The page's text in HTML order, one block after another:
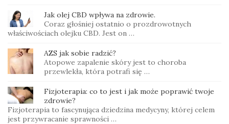
Jak olej CBD wpływa na zdrowie.
Coraz głośniej ostatnio o prozdrowotnych
właściwościach olejku CBD. Jest on …
AZS jak sobie radzić?
Atopowe zapalenie skóry jest to choroba
przewlekła, która potrafi się …
Fizjoterapia: co to jest i jak może poprawić twoje
zdrowie?
Fizjoterapia to fascynująca dziedzina medycyny, której celem
jest przywracanie sprawności …